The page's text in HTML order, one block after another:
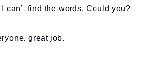
can’t find the words. Could you?
great job.